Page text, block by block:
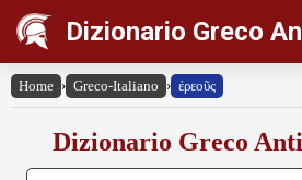
Dizionario Greco
Home › Greco-Italiano › ἐρεοῦς
Dizionario Greco